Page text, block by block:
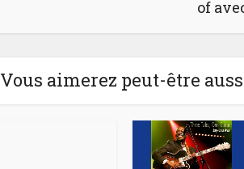
of
Vous aimerez peut-être